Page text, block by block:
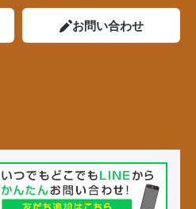
お問い合わせ